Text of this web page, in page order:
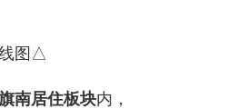
图△
南居住板块内，